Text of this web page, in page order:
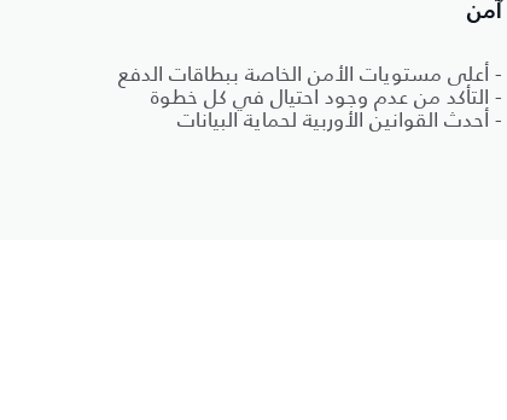
آمن
- أعلى مستويات الأمن الخاصة ببطاقات الدفع
- التأكد من عدم وجود احتيال في كل خطوة
- أحدث القوانين الأوربية لحماية البيانات